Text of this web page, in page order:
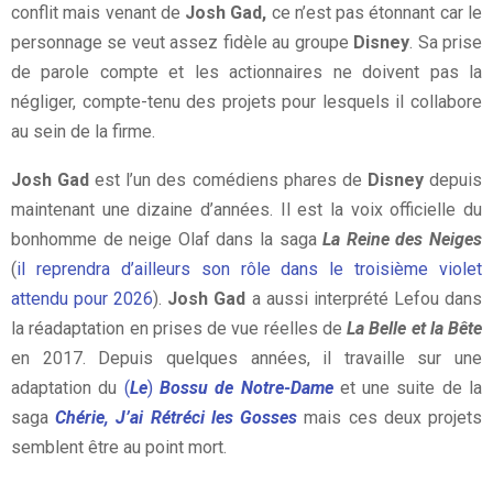
conflit mais venant de Josh Gad, ce n’est pas étonnant car le
personnage se veut assez fidèle au groupe Disney . Sa prise
de parole compte et les actionnaires ne doivent pas la
négliger, compte-tenu des projets pour lesquels il collabore
au sein de la firme.
Josh Gad est l’un des comédiens phares de Disneydepuis
maintenant une dizaine d’années. Il est la voix officielle du
bonhomme de neige Olaf dans la sagaLa Reine des Neiges
(il reprendra d’ailleurs son rôle dans le troisième violet
attendu pour 2026). Josh Gad a aussi interprété Lefou dans
la réadaptation en prises de vue réelles de La Belle et la Bête
en 2017. Depuis quelques années, il travaille sur une
adaptation du (Le) Bossu de Notre-Dameet une suite de la
sagaChérie, J’ai Rétréci les Gosses mais ces deux projets
semblent être au point mort.